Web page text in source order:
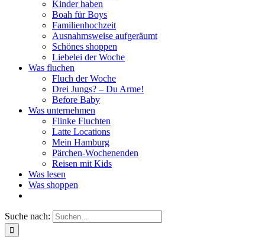
Kinder haben
Boah für Boys
Familienhochzeit
Ausnahmsweise aufgeräumt
Schönes shoppen
Liebelei der Woche
Was fluchen
Fluch der Woche
Drei Jungs? – Du Arme!
Before Baby
Was unternehmen
Flinke Fluchten
Latte Locations
Mein Hamburg
Pärchen-Wochenenden
Reisen mit Kids
Was lesen
Was shoppen
Suche nach: